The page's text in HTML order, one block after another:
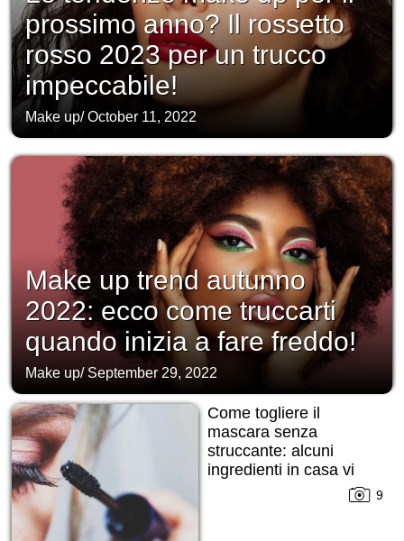
prossimo anno? Il rossetto
rosso 2023 per un trucco
impeccabile!
Make up/October 11, 2022
Make up trend autunno
2022: ecco come truccarti
quando inizia a fare freddo!
Make up/ September 29, 2022
Come togliere il
mascara senza
struccante: alcuni
ingredienti in casa vi
9